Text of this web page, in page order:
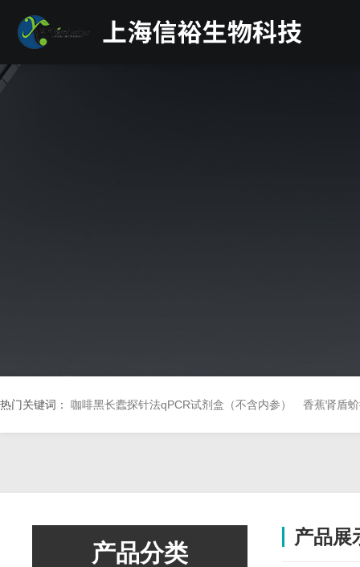
热门关键词： 咖啡黑长蠹探针法qPCR试剂盒（不含内参） 香蕉肾盾
产品分类
产品展